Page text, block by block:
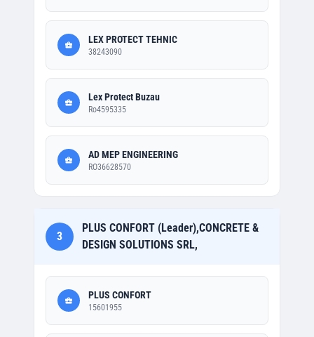
LEX PROTECT TEHNIC
38243090
Lex Protect Buzau
Ro4595335
AD MEP ENGINEERING
RO36628570
3
PLUS CONFORT (Leader),CONCRETE &
DESIGN SOLUTIONS SRL,
PLUS CONFORT
15601955